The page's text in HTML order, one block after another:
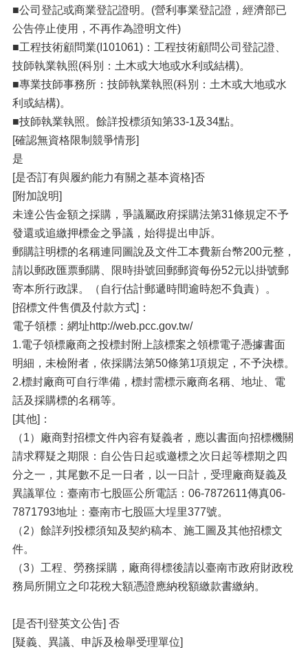
■公司登記或商業登記證明。(營利事業登記證，經濟部已
公告停止使用，不再作為證明文件)
■工程技術顧問業(I101061)：工程技術顧問公司登記證、
技師執業執照(科別：土木或大地或水利或結構)。
■專業技師事務所：技師執業執照(科別：土木或大地或水
利或結構)。
■技師執業執照。餘詳投標須知第33-1及34點。
[確認無資格限制競爭情形]
是
[是否訂有與履約能力有關之基本資格]否
[附加說明]
未達公告金額之採購，爭議屬政府採購法第31條規定不予
發還或追繳押標金之爭議，始得提出申訴。
郵購註明標的名稱連同圖說及文件工本費新台幣200元整，
請以郵政匯票郵購、限時掛號回郵郵資每份52元以掛號郵
寄本所行政課。（自行估計郵遞時間逾時恕不負責）。
[招標文件售價及付款方式]：
電子領標：網址http://web.pcc.gov.tw/
1.電子領標廠商之投標封附上該標案之領標電子憑據書面
明細，未檢附者，依採購法第50條第1項規定，不予決標。
2.標封廠商可自行準備，標封需標示廠商名稱、地址、電
話及採購標的名稱等。
[其他]：
（1）廠商對招標文件內容有疑義者，應以書面向招標機關
請求釋疑之期限：自公告日起或邀標之次日起等標期之四
分之一，其尾數不足一日者，以一日計，受理廠商疑義及
異議單位：臺南市七股區公所電話：06-7872611傳真06-
7871793地址：臺南市七股區大埕里377號。
（2）餘詳列投標須知及契約稿本、施工圖及其他招標文
件。
（3）工程、勞務採購，廠商得標後請以臺南市政府財政稅
務局所開立之印花稅大額憑證應納稅額繳款書繳納。
[是否刊登英文公告] 否
[疑義、異議、申訴及檢舉受理單位]